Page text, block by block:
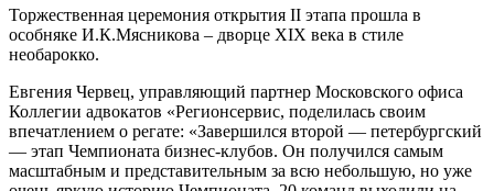
Торжественная церемония открытия II этапа прошла в
особняке И.К.Мясникова – дворце XIX века в стиле
необарокко.
Евгения Червец, управляющий партнер Московского офиса
Коллегии адвокатов «Регионсервис, поделилась своим
впечатлением о регате: «Завершился второй — петербургский
— этап Чемпионата бизнес-клубов. Он получился самым
масштабным и представительным за всю небольшую, но уже